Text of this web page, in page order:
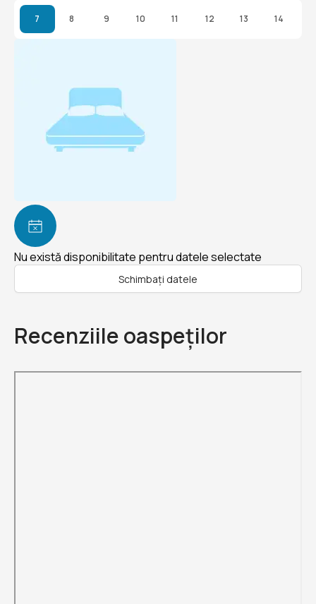
7 8 9 10 11 12 13 14
Nu există disponibilitate pentru datele selectate
Schimbați datele
Recenziile oaspeților